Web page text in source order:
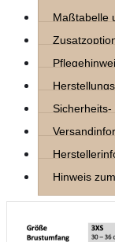
Maßtabelle
Sicherheits-
Hinweis